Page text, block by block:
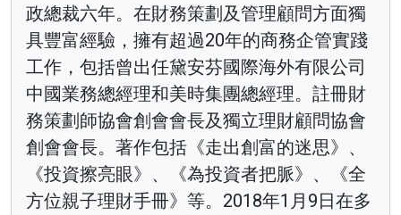
政總裁六年。在財務策劃及管理顧問方面獨
具豐富經驗，擁有超過20年的商務企管實踐
工作，包括曾出任黛安芬國際海外有限公司
中國業務總經理和美時集團總經理。註冊財
務策劃師協會創會會長及獨立理財顧問協會
創會會長。著作包括《走出創富的迷思》、
《投資擦亮眼》、《為投資者把脈》、《全
方位親子理財手冊》等。2018年1月9日在多